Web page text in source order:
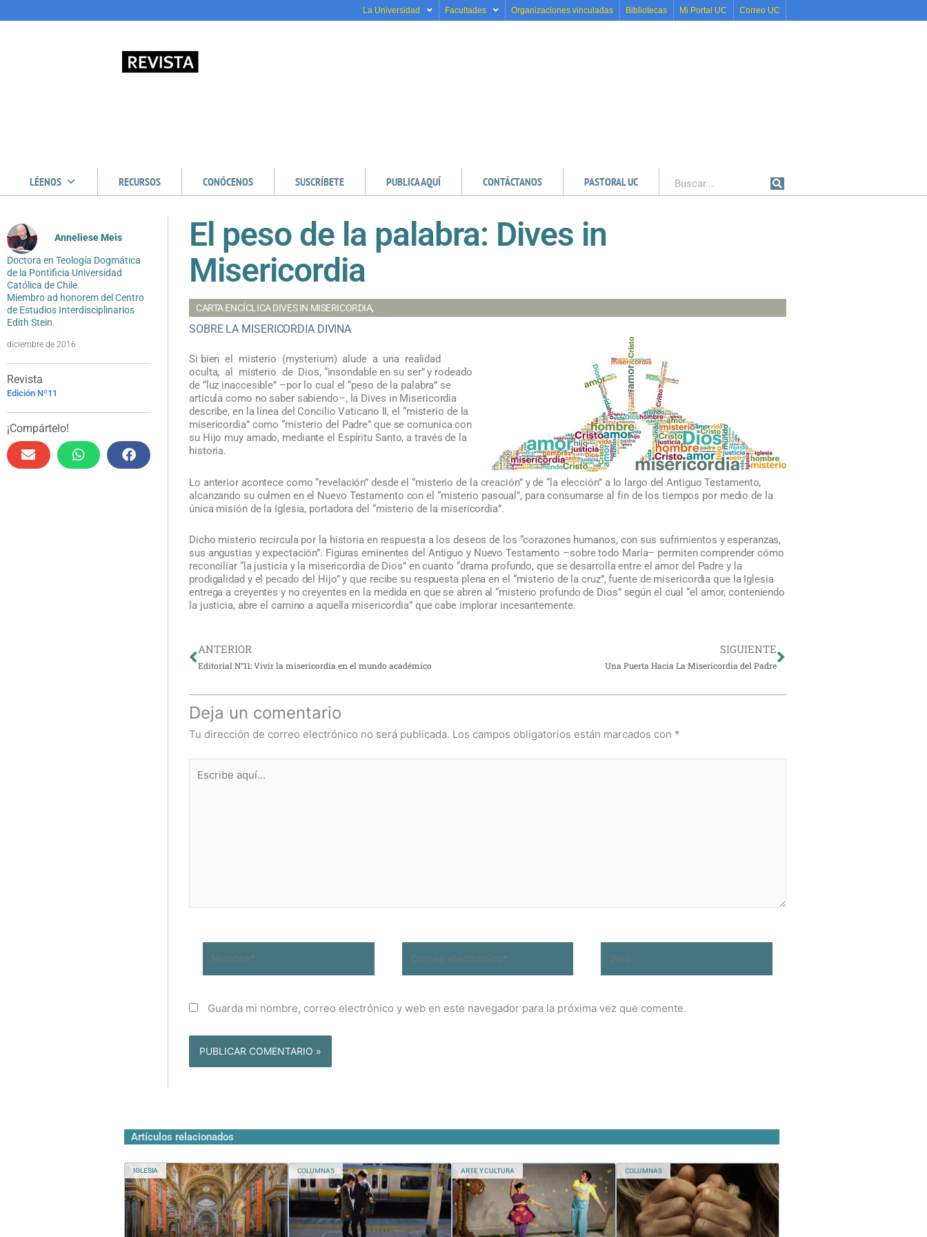
La Universidad Facultades Organizaciones vinculadas Bibliotecas Mi Portal UC Correo UC
LÉENOS RECURSOS CONÓCENOS SUSCRÍBETE PUBLICA AQUÍ CONTÁCTANOS PASTORAL UC Buscar
Anneliese Meis
Doctora en Teología Dogmática
de la Pontificia Universidad
Católica de Chile.
Miembro ad honorem del Centro
de Estudios Interdisciplinarios
Edith Stein.
diciembre de 2016
Revista
Edición Nº11
¡Compártelo!
El peso de la palabra: Dives in
Misericordia
CARTA ENCÍCLICA DIVES IN MISERICORDIA,
SOBRE LA MISERICORDIA DIVINA
Si bien el misterio (mysterium) alude a una realidad
oculta, al misterio de Dios, “insondable en su ser” y rodeado
de “luz inaccesible” –por lo cual el “peso de la palabra” se
articula como no saber sabiendo–, la Dives in Misericordia
describe, en la línea del Concilio Vaticano II, el “misterio de la
misericordia” como “misterio del Padre” que se comunica con
su Hijo muy amado, mediante el Espíritu Santo, a través de la
historia.
Lo anterior acontece como “revelación” desde el “misterio de la creación” y de “la elección” a lo largo del Antiguo Testamento,
alcanzando su culmen en el Nuevo Testamento con el “misterio pascual”, para consumarse al fin de los tiempos por medio de la
única misión de la Iglesia, portadora del “misterio de la misericordia”.
Dicho misterio recircula por la historia en respuesta a los deseos de los “corazones humanos, con sus sufrimientos y esperanzas,
sus angustias y expectación”. Figuras eminentes del Antiguo y Nuevo Testamento –sobre todo María– permiten comprender cómo
reconciliar “la justicia y la misericordia de Dios” en cuanto “drama profundo, que se desarrolla entre el amor del Padre y la
prodigalidad y el pecado del Hijo” y que recibe su respuesta plena en el “misterio de la cruz”, fuente de misericordia que la Iglesia
entrega a creyentes y no creyentes en la medida en que se abren al “misterio profundo de Dios” según el cual “el amor, conteniendo
la justicia, abre el camino a aquella misericordia” que cabe implorar incesantemente.
Ant
ANTERIOR
Editorial N°11: Vivir la misericordia en el mundo académico
SIGUIENTE
Una Puerta Hacia La Misericordia del Padre
Siguiente
Deja un comentario
Tu dirección de correo electrónico no será publicada. Los campos obligatorios están marcados con *
aquí...
electrónico*
Guarda mi nombre, correo electrónico y web en este navegador para la próxima vez que comente.
Artículos relacionados
IGLESIA COLUMNAS ARTE Y CULTURA COLUMNAS